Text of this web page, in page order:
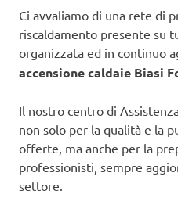
Ci avvaliamo di una rete di
riscaldamento presente su
organizzata ed in continuo
accensione caldaie Biasi
Il nostro centro di
non solo per la qualità e la
offerte, ma anche per la
professionisti, sempre
settore.